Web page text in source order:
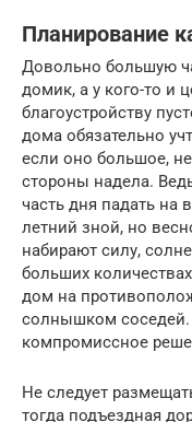
Планирование
Довольно большую
домик, а у кого-то и
благоустройству
дома обязательно
если оно большое,
стороны надела.
часть дня падать на
летний зной, но
набирают силу,
больших
дом на
солнышком соседей.
компромиссное
Не следует
тогда подъездная